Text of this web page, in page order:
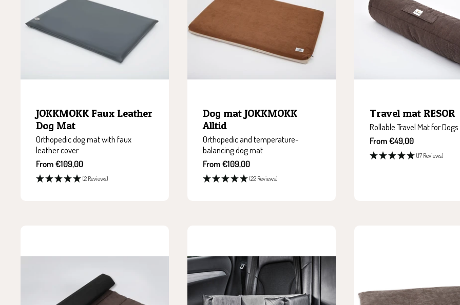
JOKKMOKK Faux Leather
Dog Mat
Orthopedic dog mat with faux
leather cover
Sale
price
From €109,00
(2 Reviews)
Dog mat JOKKMOKK
Alltid
Orthopedic and temperature-
balancing dog mat
Sale
price
From €109,00
(22 Reviews)
Travel mat RESOR
Rollable Travel Mat for Dogs
Sale
price
From €49,00
(17 Reviews)